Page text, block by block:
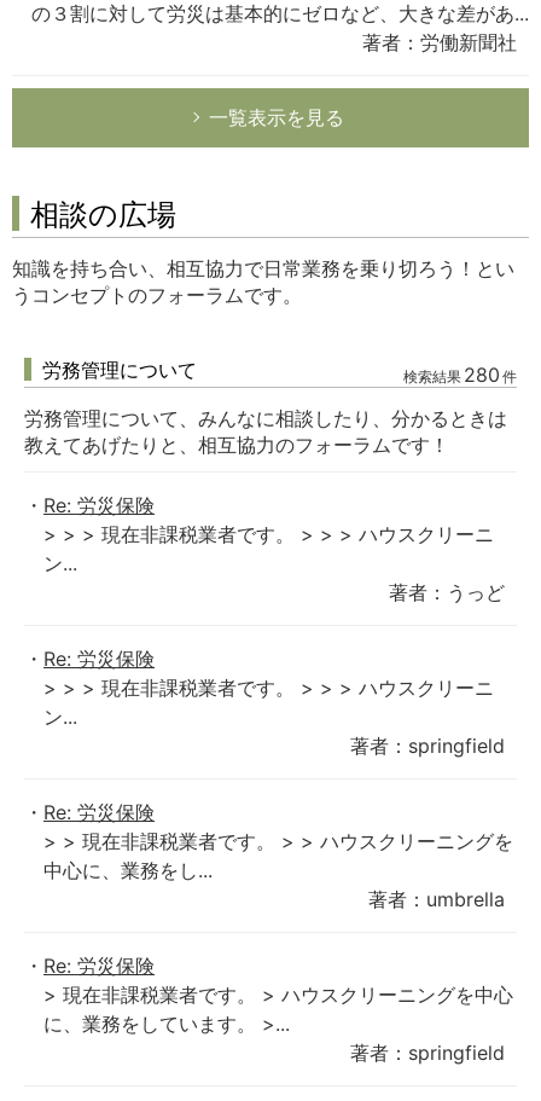
の３割に対して労災は基本的にゼロなど、大きな差があ...
著者：労働新聞社
一覧表示を見る
相談の広場
知識を持ち合い、相互協力で日常業務を乗り切ろう！とい
うコンセプトのフォーラムです。
労務管理について 検索結果 280 件
労務管理について、みんなに相談したり、分かるときは
教えてあげたりと、相互協力のフォーラムです！
Re: 労災保険
> > > 現在非課税業者です。 > > > ハウスクリーニ
ン...
著者：うっど
Re: 労災保険
> > > 現在非課税業者です。 > > > ハウスクリーニ
ン...
著者：springfield
Re: 労災保険
> > 現在非課税業者です。 > > ハウスクリーニングを
中心に、業務をし...
著者：umbrella
Re: 労災保険
> 現在非課税業者です。 > ハウスクリーニングを中心
に、業務をしています。 >...
著者：springfield